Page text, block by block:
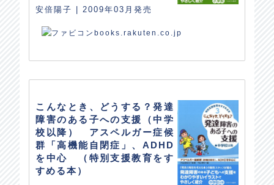
安倍陽子 | 2009年03月発売
books.rakuten.co.jp
こんなとき、どうする？発達
障害のある子への支援（中学
校以降） アスペルガー症候
群「高機能自閉症」、ADHD
を中心 （特別支援教育をす
すめる本）